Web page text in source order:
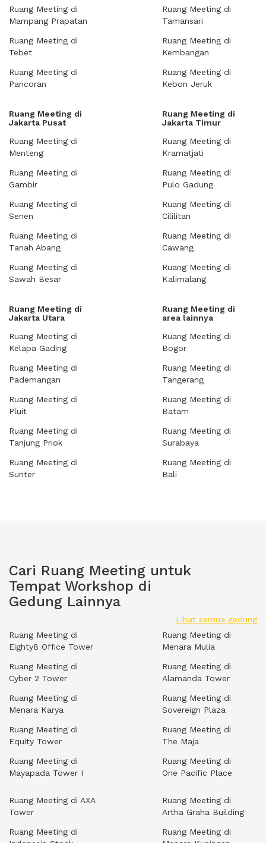
Ruang Meeting di
Mampang Prapatan
Ruang Meeting di
Tebet
Ruang Meeting di
Pancoran
Ruang Meeting di
Tamansari
Ruang Meeting di
Kembangan
Ruang Meeting di
Kebon Jeruk
Ruang Meeting di
Jakarta Pusat
Ruang Meeting di
Menteng
Ruang Meeting di
Gambir
Ruang Meeting di
Senen
Ruang Meeting di
Tanah Abang
Ruang Meeting di
Sawah Besar
Ruang Meeting di
Jakarta Timur
Ruang Meeting di
Kramatjati
Ruang Meeting di
Pulo Gadung
Ruang Meeting di
Cililitan
Ruang Meeting di
Cawang
Ruang Meeting di
Kalimalang
Ruang Meeting di
Jakarta Utara
Ruang Meeting di
Kelapa Gading
Ruang Meeting di
Pademangan
Ruang Meeting di
Pluit
Ruang Meeting di
Tanjung Priok
Ruang Meeting di
Sunter
Ruang Meeting di
area lainnya
Ruang Meeting di
Bogor
Ruang Meeting di
Tangerang
Ruang Meeting di
Batam
Ruang Meeting di
Surabaya
Ruang Meeting di
Bali
Cari Ruang Meeting untuk
Tempat Workshop di
Gedung Lainnya
Lihat semua gedung
Ruang Meeting di
Eighty8 Office Tower
Ruang Meeting di
Cyber 2 Tower
Ruang Meeting di
Menara Karya
Ruang Meeting di
Equity Tower
Ruang Meeting di
Mayapada Tower I
Ruang Meeting di
Menara Mulia
Ruang Meeting di
Alamanda Tower
Ruang Meeting di
Sovereign Plaza
Ruang Meeting di
The Maja
Ruang Meeting di
One Pacific Place
Ruang Meeting di AXA
Tower
Ruang Meeting di
Ruang Meeting di
Artha Graha Building
Ruang Meeting di